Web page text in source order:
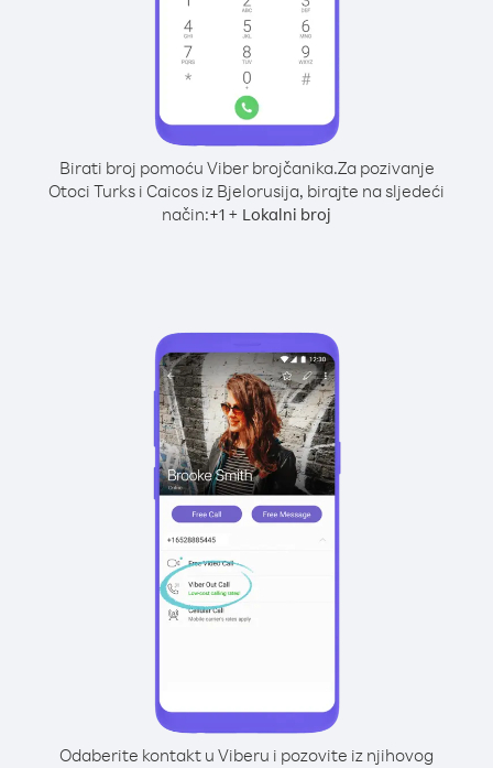
Birati broj pomoću Viber brojčanika.Za pozivanje
Otoci Turks i Caicos iz Bjelorusija, birajte na sljedeći
način:+1 + Lokalni broj
Odaberite kontakt u Viberu i pozovite iz njihovog